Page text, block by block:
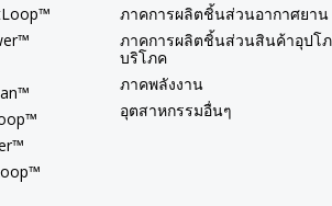
ภาคการผลิตชิ้นส่วนอากาศยาน
ภาคการผลิตชิ้นส่วนสินค้าอุปโ
บริโภค
ภาคพลังงาน
อุตสาหกรรมอื่นๆ